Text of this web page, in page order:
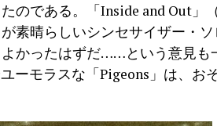
のである。「Inside and Out」
素晴らしいシンセサイザー・
かったはずだ……という意見も
ーモラスな「Pigeons」は、お